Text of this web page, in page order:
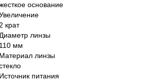
основание
2 крат
Диаметр линзы
110 мм
Материал линзы
Источник питания